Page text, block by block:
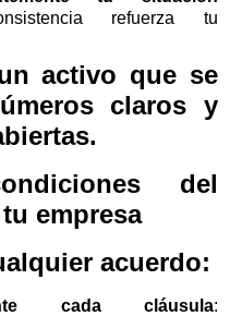
refuerza tu
activo que se
claros y
del
empresa
acuerdo:
cada cláusula: